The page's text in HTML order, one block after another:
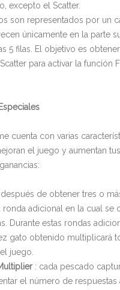
excepto el Scatter.
son representados por un
únicamente en la parte
5 filas. El objetivo es obtener
para activar la función
cuenta con varias
el juego y aumentan tus
después de obtener tres o
ronda adicional en la cual se
Durante estas rondas
gato obtenido multiplicará
juego.
: cada pescado
el número de respuestas